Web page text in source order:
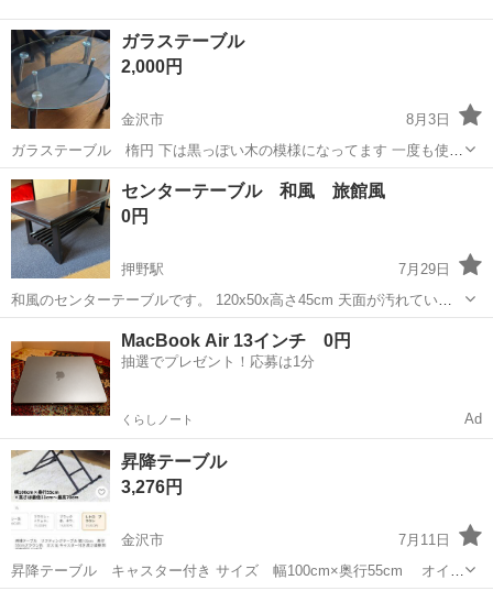
ガラステーブル
2,000円
金沢市
8月3日
ガラステーブル 楕円 下は黒っぽい木の模様になってます 一度も使わ
ず空き部屋に保管してましたが足の 鉄部分が2枚目のようになってま
す
石川 金沢市 テーブル ガラス
センターテーブル 和風 旅館風
0円
押野駅
7月29日
和風のセンターテーブルです。 120x50x高さ45cm 天面が汚れていま
すが、清掃で綺麗になると思います。
テーブル
MacBook Air 13インチ 0円
抽選でプレゼント！応募は1分
くらしノート Ad
昇降テーブル
3,276円
金沢市
7月11日
昇降テーブル キャスター付き サイズ 幅100cm×奥行55cm オイル